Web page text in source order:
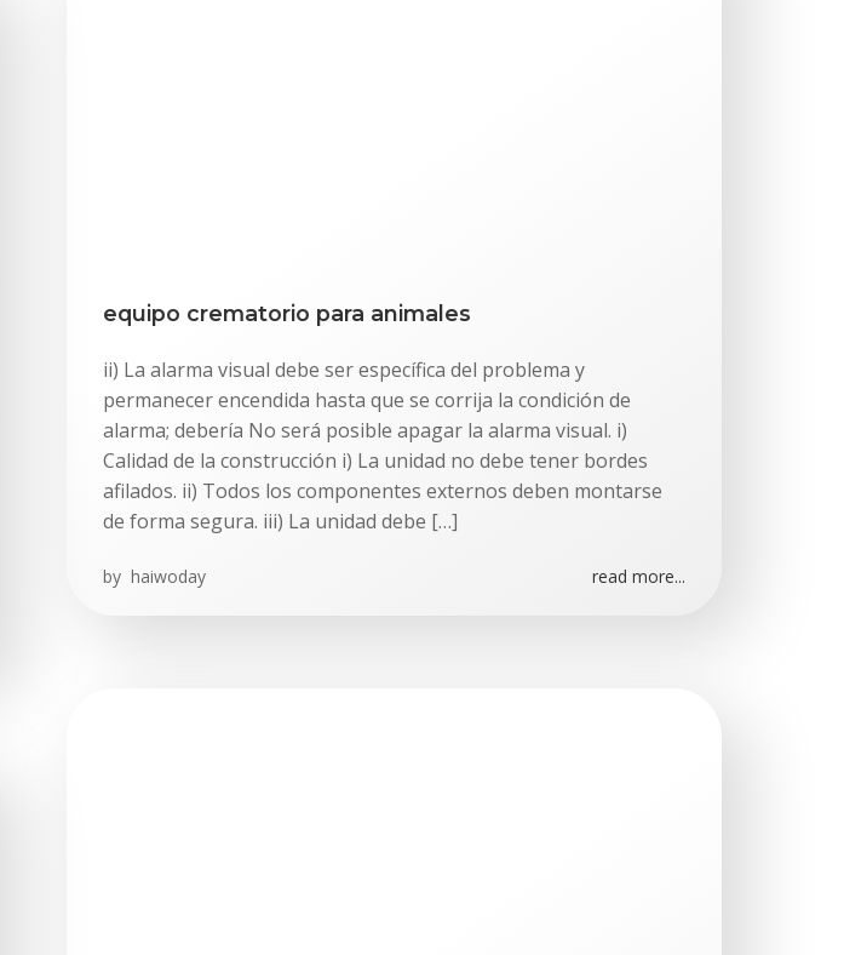
equipo crematorio para animales
ii) La alarma visual debe ser específica del problema y
permanecer encendida hasta que se corrija la condición de
alarma; debería No será posible apagar la alarma visual. i)
Calidad de la construcción i) La unidad no debe tener bordes
afilados. ii) Todos los componentes externos deben montarse
de forma segura. iii) La unidad debe […]
by haiwoday read more...